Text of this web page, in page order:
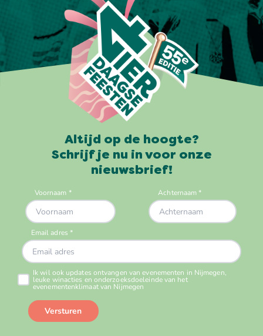
Altijd op de hoogte?
Schrijf je nu in voor onze
nieuwsbrief!